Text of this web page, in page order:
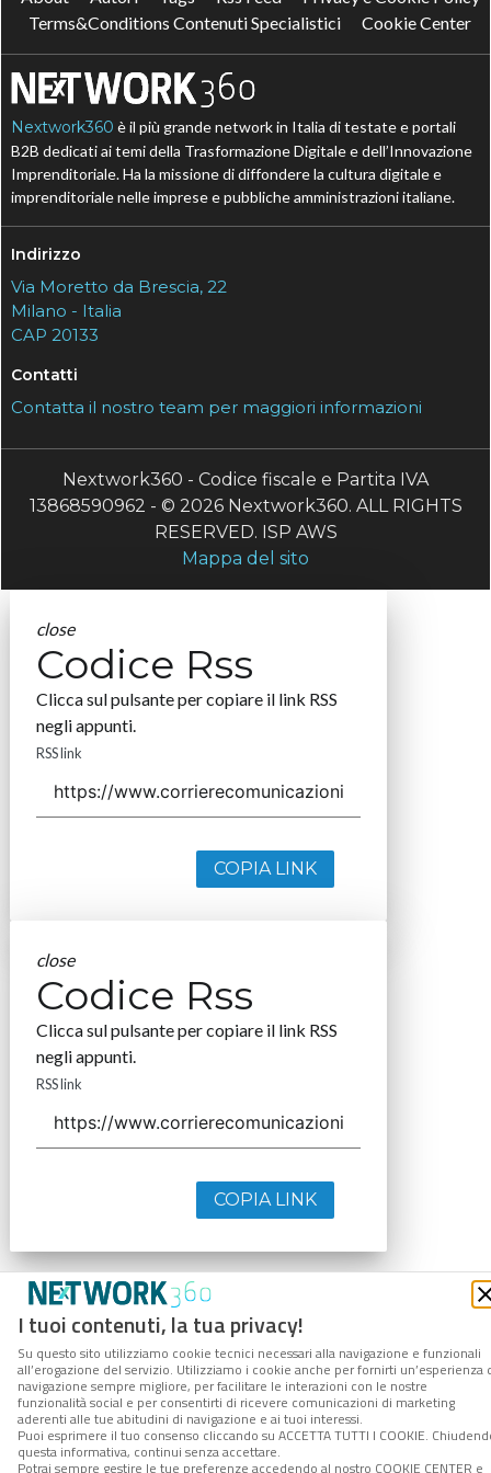
I tuoi contenuti, la tua privacy!
Su questo sito utilizziamo cookie tecnici necessari alla navigazione e funzionali
all’erogazione del servizio. Utilizziamo i cookie anche per fornirti un’esperienza
navigazione sempre migliore, per facilitare le interazioni con le nostre
funzionalità social e per consentirti di ricevere comunicazioni di marketing
aderenti alle tue abitudini di navigazione e ai tuoi interessi.
Puoi esprimere il tuo consenso cliccando su ACCETTA TUTTI I COOKIE.
questa informativa, continui senza accettare.
Potrai sempre gestire le tue preferenze accedendo al nostro COOKIE CENTER e
Terms&Conditions Contenuti Specialistici
Cookie Center
Nextwork360 è il più grande network in Italia di testate e portali
B2B dedicati ai temi della Trasformazione Digitale e dell’Innovazione
Imprenditoriale. Ha la missione di diffondere la cultura digitale e
imprenditoriale nelle imprese e pubbliche amministrazioni italiane.
Indirizzo
Via Moretto da Brescia, 22
Milano - Italia
CAP 20133
Contatti
Contatta il nostro team per maggiori informazioni
Nextwork360 - Codice fiscale e Partita IVA
13868590962 - © 2026 Nextwork360. ALL RIGHTS
RESERVED. ISP AWS
Mappa del sito
close
Codice Rss
Clicca sul pulsante per copiare il link RSS
negli appunti.
RSS link
COPIA LINK
close
Codice Rss
Clicca sul pulsante per copiare il link RSS
negli appunti.
RSS link
COPIA LINK